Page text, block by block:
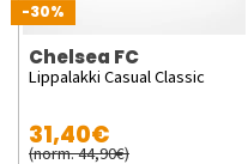
-30%
Chelsea FC
Lippalakki Casual Classic
31,40€
(norm. 44,90€)